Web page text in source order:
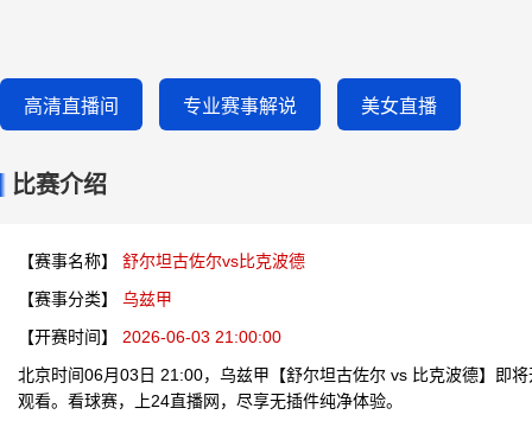
高清直播间 专业赛事解说 美女直播
比赛介绍
【赛事名称】
舒尔坦古佐尔vs比克波德
【赛事分类】
乌兹甲
【开赛时间】
2026-06-03 21:00:00
北京时间06月03日 21:00，乌兹甲【舒尔坦古佐尔 vs 比克波德】即
观看。看球赛，上24直播网，尽享无插件纯净体验。